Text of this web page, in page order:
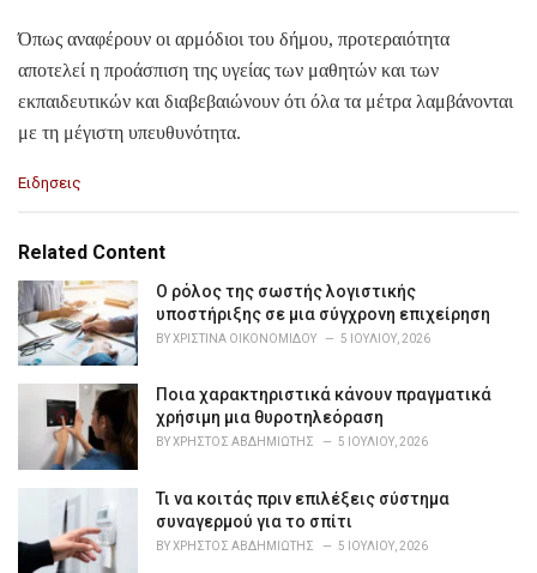
Όπως αναφέρουν οι αρμόδιοι του δήμου, προτεραιότητα
αποτελεί η προάσπιση της υγείας των μαθητών και των
εκπαιδευτικών και διαβεβαιώνουν ότι όλα τα μέτρα λαμβάνονται
με τη μέγιστη υπευθυνότητα.
C
e
o
r
i
e
Ειδησεις
Related Content
Ο ρόλος της σωστής λογιστικής
υποστήριξης σε μια σύγχρονη επιχείρηση
BYΧΡΙΣΤΊΝΑ ΟΙΚΟΝΟΜΊΔΟΥ 5 ΙΟΥΛΊΟΥ, 2026
Ποια χαρακτηριστικά κάνουν πραγματικά
χρήσιμη μια θυροτηλεόραση
BYΧΡΉΣΤΟΣ ΑΒΔΗΜΙΏΤΗΣ 5 ΙΟΥΛΊΟΥ, 2026
Τι να κοιτάς πριν επιλέξεις σύστημα
συναγερμού για το σπίτι
BYΧΡΉΣΤΟΣ ΑΒΔΗΜΙΏΤΗΣ 5 ΙΟΥΛΊΟΥ, 2026